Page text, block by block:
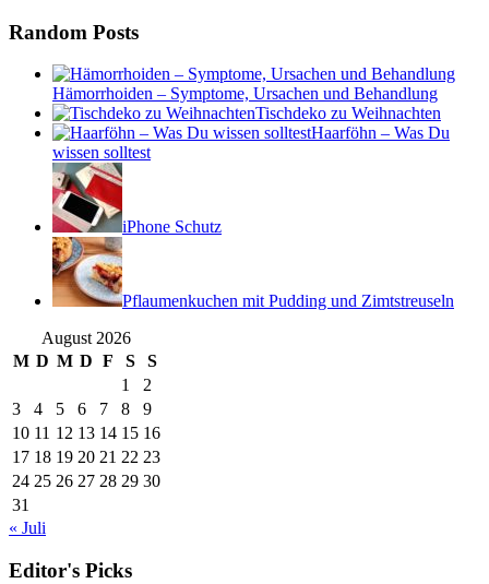
Random Posts
Hämorrhoiden – Symptome, Ursachen und Behandlung
Tischdeko zu Weihnachten
Haarföhn – Was Du
wissen solltest
iPhone Schutz
Pflaumenkuchen mit Pudding und Zimtstreuseln
August 2026
M D M D F S
S
1
2
3
4 5 6 7 8
9
10 11 12 13 14 15 16
17 18 19 20 21 22 23
24 25 26 27 28 29 30
31
« Juli
Editor's Picks